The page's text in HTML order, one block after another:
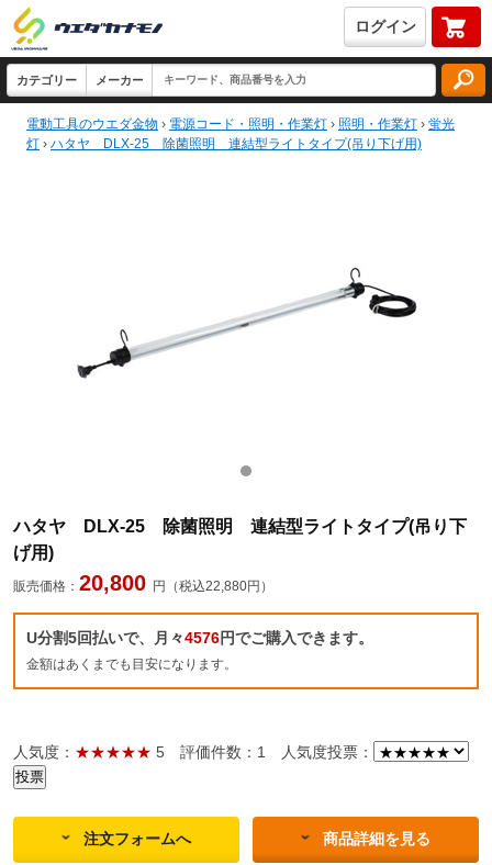
ログイン
電動工具のウエダ金物 › 電源コード・照明・作業灯 › 照明・作業灯 › 蛍光
灯 › ハタヤ DLX-25 除菌照明 連結型ライトタイプ(吊り下げ用)
ハタヤ DLX-25 除菌照明 連結型ライトタイプ(吊り下
げ用)
販売価格： 20,800 円（税込22,880円）
U分割5回払いで、月々4576円でご購入できます。
金額はあくまでも目安になります。
人気度： ★★★★★ 5 評価件数：1 人気度投票：
注文フォームへ 商品詳細を見る